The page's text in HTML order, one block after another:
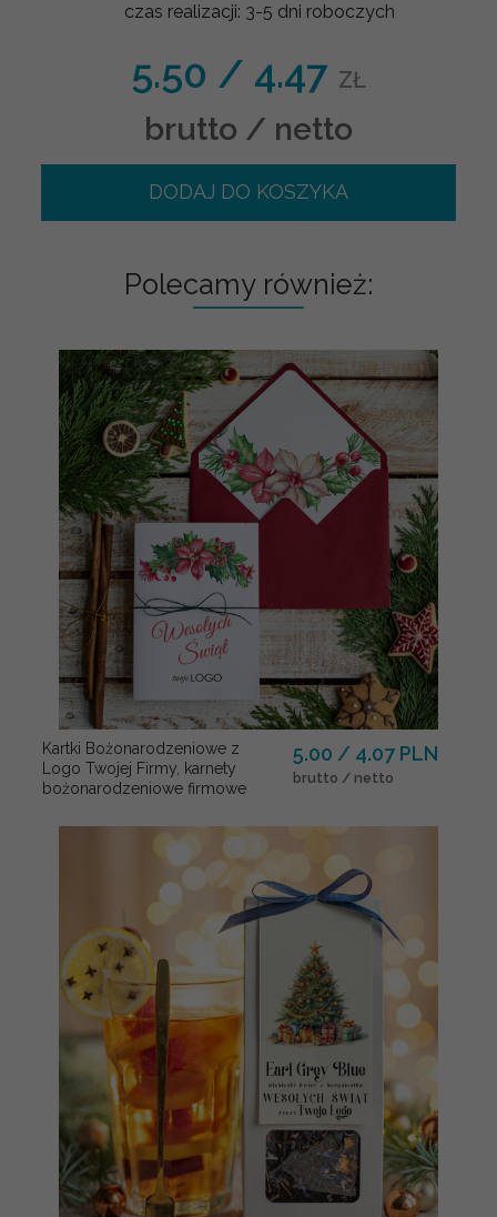
czas realizacji: 3-5 dni roboczych
5.50 / 4.47 ZŁ
brutto / netto
DODAJ DO KOSZYKA
Polecamy również:
Kartki Bożonarodzeniowe z
Logo Twojej Firmy, karnety
bożonarodzeniowe firmowe
5.00 / 4.07 PLN
brutto / netto